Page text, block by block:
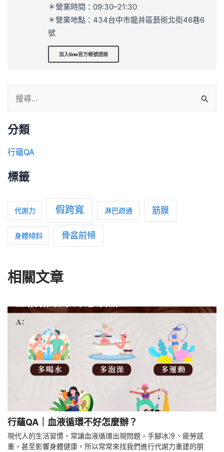
＊營業時間：09:30–21:30
＊營業地點：434台中市龍井區藝術北街46巷6
號
加入line官方帳號諮詢
分類
行蘊QA
標籤
代謝力 假跨寬 淋巴疏通 筋膜
身體傾斜 骨盆前傾
相關文章
行蘊QA｜血液循環不好怎麼辦？
現代人的生活習慣，常讓血液循環出現問題，手腳冰冷、疲勞感
重，甚至影響身體健康。所以常常來找我們進行代謝力重建的朋